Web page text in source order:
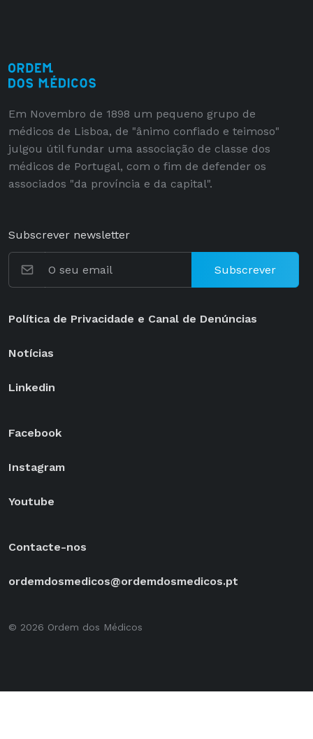
Em Novembro de 1898 um pequeno grupo de
médicos de Lisboa, de "ânimo confiado e teimoso"
julgou útil fundar uma associação de classe dos
médicos de Portugal, com o fim de defender os
associados "da província e da capital".
Subscrever newsletter
Subscrever
Política de Privacidade e Canal de Denúncias
Notícias
Linkedin
Facebook
Instagram
Youtube
Contacte-nos
ordemdosmedicos@ordemdosmedicos.pt
© 2026 Ordem dos Médicos